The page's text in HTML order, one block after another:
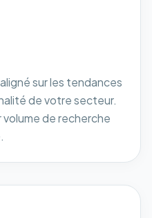
sur les tendances
de votre secteur.
de recherche